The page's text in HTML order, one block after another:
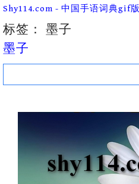
Skip
content
Shy114.com - 中国手语词典gif版
标签： 墨子
墨子
Search